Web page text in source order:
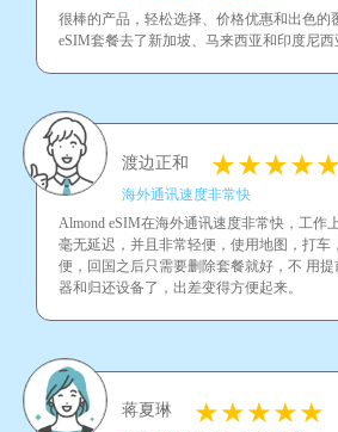
很棒的产品，轻松选择、价格优惠和出色的
eSIM套餐去了新加坡、马来西亚和印度尼西
渡边正和
海外通讯速度非常快
Almond eSIM在海外通讯速度非常快，工作
毫无延迟，并且非常轻便，使用地图，打车
便，回国之后只需要删除套餐就好，不 用
器和归还设备了，出差变得方便起来。
蒋夏琳